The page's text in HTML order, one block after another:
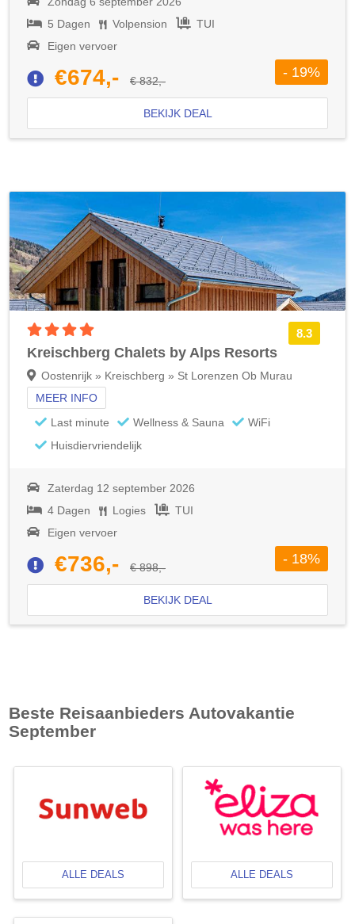
5 Dagen
Volpension
TUI
Eigen vervoer
€674,- € 832,-
- 19%
BEKIJK DEAL
8.3
Kreischberg Chalets by Alps Resorts
Oostenrijk » Kreischberg » St Lorenzen Ob Murau
MEER INFO
Last minute
Wellness & Sauna
WiFi
Huisdiervriendelijk
Zaterdag 12 september 2026
4 Dagen
Logies
TUI
Eigen vervoer
€736,- € 898,-
- 18%
BEKIJK DEAL
Beste Reisaanbieders Autovakantie
September
ALLE DEALS ALLE DEALS